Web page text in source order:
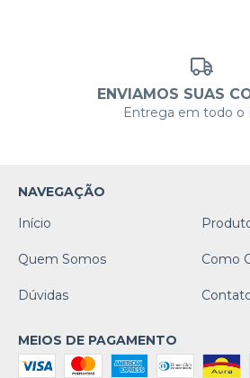
ENVIAMOS SUAS
Entrega em todo o
NAVEGAÇÃO
Início
Quem Somos Como
Dúvidas
MEIOS DE PAGAMENTO